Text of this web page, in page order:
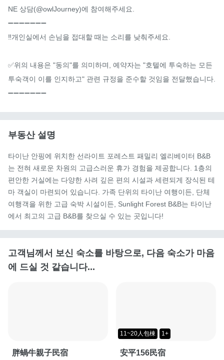
NE 상담(@owlJourney)에 참여해주세요.
➖➖➖➖➖➖➖
‼️개인실에서 손님을 접대할 때는 소리를 낮춰주세요.
✅위의 내용은 "동의"를 의미하며, 예약자는 "호텔에 투숙하는 모든
투숙객이 이를 인지하고" 관련 규정을 준수할 것임을 전달했습니다.
➖➖➖➖➖➖➖
부동산 설명
타이난 안핑에 위치한 선라이트 포레스트 패밀리 엘리베이터 B&B
는 전혀 새로운 차원의 고급스러운 휴가 경험을 제공합니다. 1층의
편안한 거실에는 다양한 사려 깊은 편의 시설과 세련되게 장식된 테
마 객실이 마련되어 있습니다. 가족 단위의 타이난 여행이든, 단체
여행객을 위한 고급 숙박 시설이든, Sunlight Forest B&B는 타이난
에서 최고의 고급 B&B를 찾으실 수 있는 곳입니다!
고객님께서 보신 숙소를 바탕으로, 다음 숙소가 마음
에 드실 것 같습니다...
胖蝸牛親子民宿
11~20人包棟 1+
安平156民宿